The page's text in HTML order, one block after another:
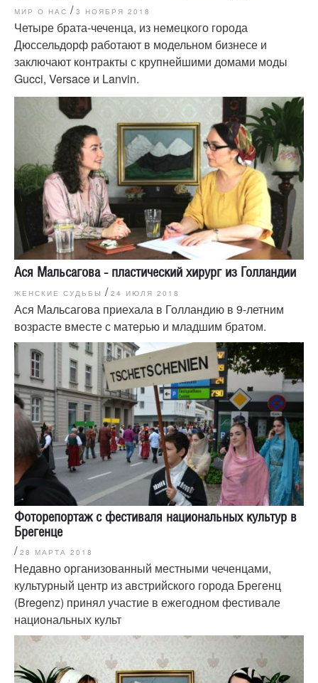
МИР О НАС / 3 НОЯБРЯ 2018
Четыре брата-чеченца, из немецкого города
Дюссельдорф работают в модельном бизнесе и
заключают контракты с крупнейшими домами моды
Gucci, Versace и Lanvin.
Ася Мальсагова - пластический хирург из Голландии
ЖЕНСКИЕ СУДЬБЫ / 24 ИЮЛЯ 2018
Ася Мальсагова приехала в Голландию в 9-летним
возрасте вместе с матерью и младшим братом.
Фоторепортаж с фестиваля национальных культур в
Брегенце
/ 28 МАРТА 2018
Недавно организованный местными чеченцами,
культурный центр из австрийского города Брегенц
(Bregenz) принял участие в ежегодном фестивале
национальных культ